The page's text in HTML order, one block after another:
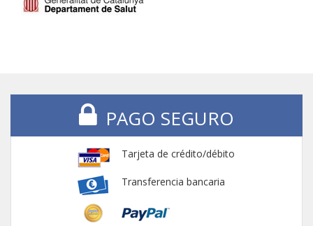
PAGO SEGURO
Tarjeta de crédito/débito
Transferencia bancaria